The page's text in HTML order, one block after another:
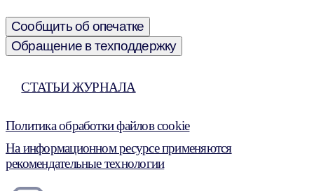
Сообщить об опечатке
Обращение в техподдержку
СТАТЬИ ЖУРНАЛА
Политика обработки файлов cookie
На информационном ресурсе применяются
рекомендательные технологии